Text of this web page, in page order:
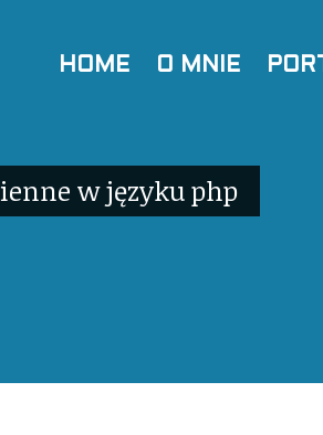
HOME O MNIE
w języku php